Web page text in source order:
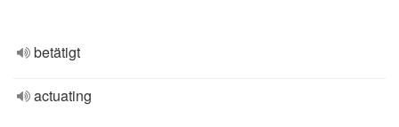
betätigt
actuating